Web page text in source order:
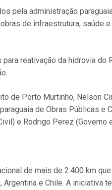
pela administração
de infraestrutura, saúde
reativação da hidrovia do
de Porto Murtinho, Nelson
de Obras Públicas e
e Rodrigo Perez (Governo
de mais de 2.400 km
e Chile. A iniciativa